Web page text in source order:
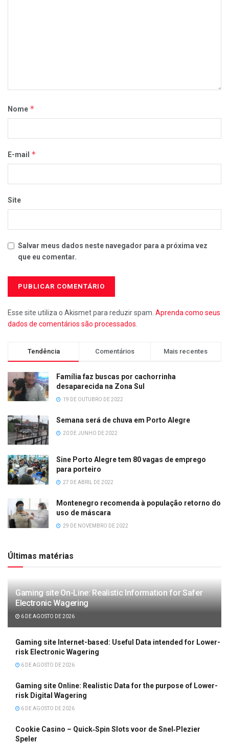
Nome *
E-mail *
Site
Salvar meus dados neste navegador para a próxima vez
que eu comentar.
Esse site utiliza o Akismet para reduzir spam. Aprenda como seus
dados de comentários são processados
Tendência Comentários Mais recentes
Família faz buscas por cachorrinha
desaparecida na Zona Sul
19 DE OUTUBRO DE 2022
Semana será de chuva em Porto Alegre
20 DE JUNHO DE 2022
Sine Porto Alegre tem 80 vagas de emprego
para porteiro
27 DE ABRIL DE 2022
Montenegro recomenda à população retorno do
uso de máscara
29 DE NOVEMBRO DE 2022
Últimas matérias
Gaming site On-Line: Realistic Information for Safer
Electronic Wagering
6 DE AGOSTO DE 2026
Gaming site Internet-based: Useful Data intended for Lower-
risk Electronic Wagering
6 DE AGOSTO DE 2026
Gaming site Online: Realistic Data for the purpose of Lower-
risk Digital Wagering
6 DE AGOSTO DE 2026
Cookie Casino – Quick‑Spin Slots voor de Snel‑Plezier
Speler